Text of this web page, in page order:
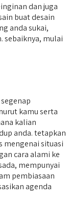
dan juga
buat desain
anda sukai,
sebaiknya, mulai
kamu serta
kalian
anda. tetapkan
mengenai situasi
cara alami ke
mempunyai
pembiasaan
agenda